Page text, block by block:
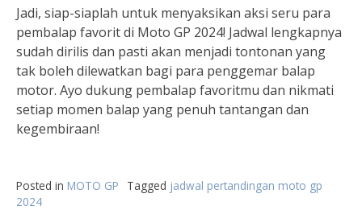
Jadi, siap-siaplah untuk menyaksikan aksi seru para
pembalap favorit di Moto GP 2024! Jadwal lengkapnya
sudah dirilis dan pasti akan menjadi tontonan yang
tak boleh dilewatkan bagi para penggemar balap
motor. Ayo dukung pembalap favoritmu dan nikmati
setiap momen balap yang penuh tantangan dan
kegembiraan!
Posted in MOTO GP Tagged jadwal pertandingan moto gp
2024